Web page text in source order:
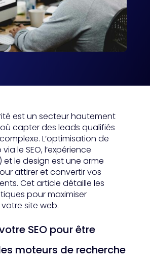
est un secteur hautement
capter des leads qualifiés
L’optimisation de
le SEO, l’expérience
et le design est une arme
attirer et convertir vos
Cet article détaille les
pour maximiser
site web.
SEO pour être
moteurs de recherche